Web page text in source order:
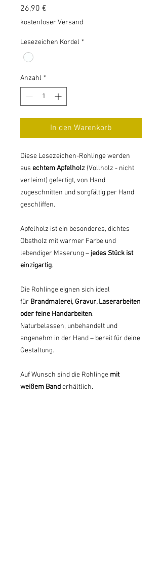
26,90 €
kostenloser Versand
Lesezeichen Kordel *
Anzahl *
In den Warenkorb
Diese Lesezeichen-Rohlinge werden
aus echtem Apfelholz (Vollholz - nicht
verleimt) gefertigt, von Hand
zugeschnitten und sorgfältig per Hand
geschliffen.
Apfelholz ist ein besonderes, dichtes
Obstholz mit warmer Farbe und
lebendiger Maserung – jedes Stück ist
einzigartig.
Die Rohlinge eignen sich ideal
für Brandmalerei, Gravur, Laserarbeiten
oder feine Handarbeiten.
Naturbelassen, unbehandelt und
angenehm in der Hand – bereit für deine
Gestaltung.
Auf Wunsch sind die Rohlinge mit
weißem Banderhältlich.